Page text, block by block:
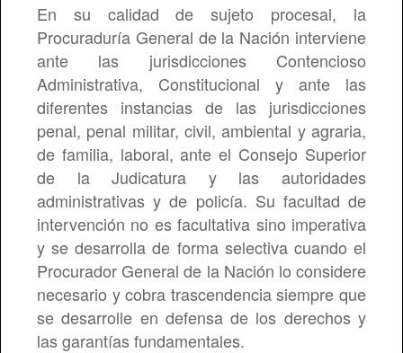
En su calidad de sujeto procesal, la
Procuraduría General de la Nación interviene
ante las jurisdicciones Contencioso
Administrativa, Constitucional y ante las
diferentes instancias de las jurisdicciones
penal, penal militar, civil, ambiental y agraria,
de familia, laboral, ante el Consejo Superior
de la Judicatura y las autoridades
administrativas y de policía. Su facultad de
intervención no es facultativa sino imperativa
y se desarrolla de forma selectiva cuando el
Procurador General de la Nación lo considere
necesario y cobra trascendencia siempre que
se desarrolle en defensa de los derechos y
las garantías fundamentales.